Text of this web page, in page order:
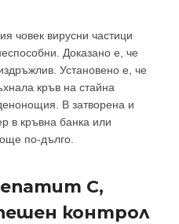
човек вирусни частици
Доказано е, че
Установено е, че
кръв на стайна
В затворена и
в кръвна банка или
по-дълго.
С,
контрол